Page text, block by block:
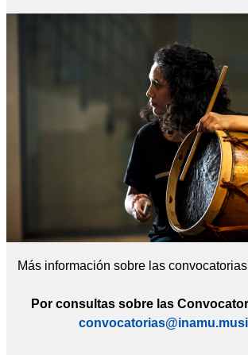
Más información sobre las
Por consultas sobre las